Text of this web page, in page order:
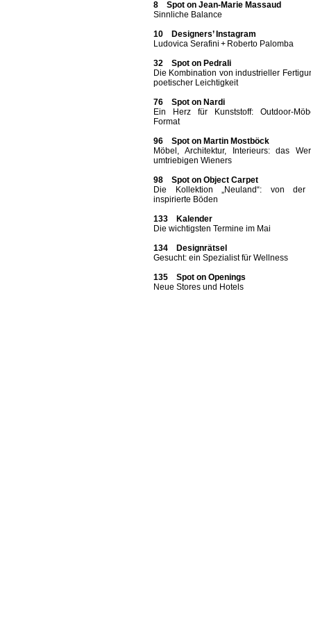
8 Spot on Jean-Marie Massaud
Sinnliche Balance
10 Designers’ Instagram
Ludovica Serafini + Roberto Palomba
32 Spot on Pedrali
Die Kombination von industrieller
poetischer Leichtigkeit
76 Spot on Nardi
Ein Herz für Kunststoff: Outdoor-
Format
96 Spot on Martin Mostböck
Möbel, Architektur, Interieurs: das
umtriebigen Wieners
98 Spot on Object Carpet
Die Kollektion „Neuland“: von der
inspirierte Böden
133 Kalender
Die wichtigsten Termine im Mai
134 Designrätsel
Gesucht: ein Spezialist für Wellness
135 Spot on Openings
Neue Stores und Hotels